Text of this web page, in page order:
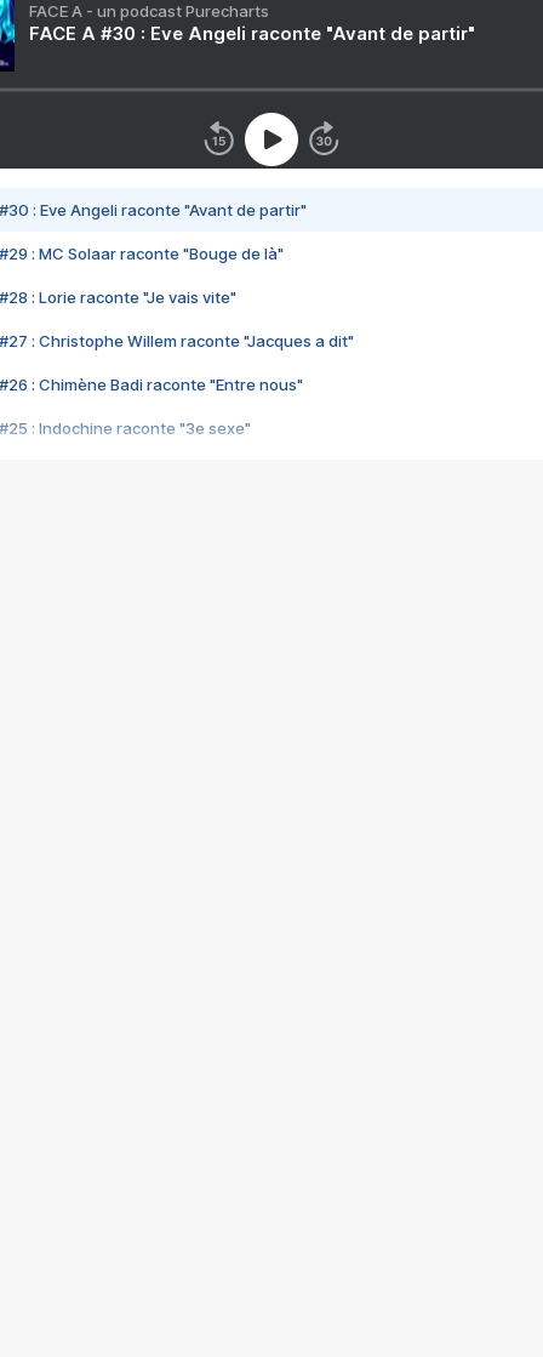
FACE A - un podcast Purecharts
FACE A #30 : Eve Angeli raconte "Avant de partir"
#30 : Eve Angeli raconte "Avant de partir"
#29 : MC Solaar raconte "Bouge de là"
#28 : Lorie raconte "Je vais vite"
#27 : Christophe Willem raconte "Jacques a dit"
#26 : Chimène Badi raconte "Entre nous"
#25 : Indochine raconte "3e sexe"